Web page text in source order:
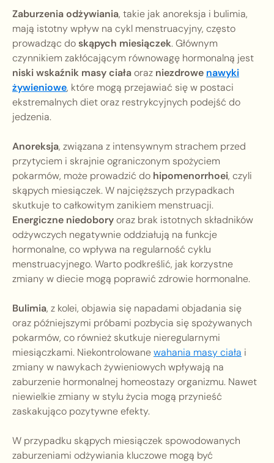
Zaburzenia odżywiania, takie jak anoreksja i bulimia,
mają istotny wpływ na cykl menstruacyjny, często
prowadząc doskąpych miesiączek. Głównym
czynnikiem zakłócającym równowagę hormonalną jest
niski wskaźnik masy ciałaoraz niezdrowe nawyki
żywieniowe, które mogą przejawiać się w postaci
ekstremalnych diet oraz restrykcyjnych podejść do
jedzenia.
Anoreksja, związana z intensywnym strachem przed
przytyciem i skrajnie ograniczonym spożyciem
pokarmów, może prowadzić do hipomenorrhoei, czyli
skąpych miesiączek. W najcięższych przypadkach
skutkuje to całkowitym zanikiem menstruacji.
Energiczne niedoboryoraz brak istotnych składników
odżywczych negatywnie oddziałują na funkcje
hormonalne, co wpływa na regularność cyklu
menstruacyjnego. Warto podkreślić, jak korzystne
zmiany w diecie mogą poprawić zdrowie hormonalne.
Bulimia, z kolei, objawia się napadami objadania się
oraz późniejszymi próbami pozbycia się spożywanych
pokarmów, co również skutkuje nieregularnymi
miesiączkami. Niekontrolowanewahania masy ciała i
zmiany w nawykach żywieniowych wpływają na
zaburzenie hormonalnej homeostazy organizmu. Nawet
niewielkie zmiany w stylu życia mogą przynieść
zaskakująco pozytywne efekty.
W przypadku skąpych miesiączek spowodowanych
zaburzeniami odżywiania kluczowe mogą być